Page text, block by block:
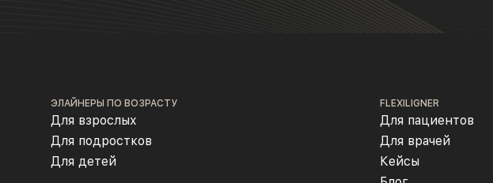
ЭЛАЙНЕРЫ ПО ВОЗРАСТУ
Для взрослых
Для подростков
Для детей
FLEXILIGNER
Для пациентов
Для врачей
Кейсы